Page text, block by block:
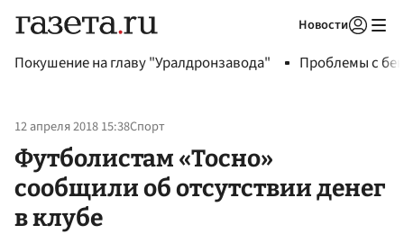
Новости
Покушение на главу "Уралдронзавода" Проблемы с
12 апреля 2018 15:38Спорт
Футболистам «Тосно»
сообщили об отсутствии денег
в клубе